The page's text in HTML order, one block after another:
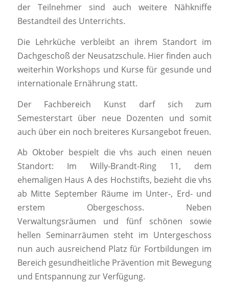
der Teilnehmer sind auch weitere Nähkniffe
Bestandteil des Unterrichts.
Die Lehrküche verbleibt an ihrem Standort im
Dachgeschoß der Neusatzschule. Hier finden auch
weiterhin Workshops und Kurse für gesunde und
internationale Ernährung statt.
Der Fachbereich Kunst darf sich zum
Semesterstart über neue Dozenten und somit
auch über ein noch breiteres Kursangebot freuen.
Ab Oktober bespielt die vhs auch einen neuen
Standort: Im Willy-Brandt-Ring 11, dem
ehemaligen Haus A des Hochstifts, bezieht die vhs
ab Mitte September Räume im Unter-, Erd- und
erstem Obergeschoss. Neben
Verwaltungsräumen und fünf schönen sowie
hellen Seminarräumen steht im Untergeschoss
nun auch ausreichend Platz für Fortbildungen im
Bereich gesundheitliche Prävention mit Bewegung
und Entspannung zur Verfügung.